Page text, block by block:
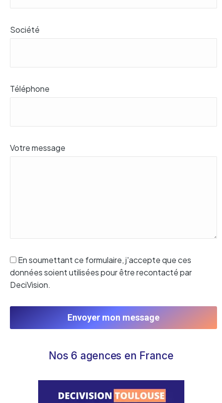
Société
Téléphone
Votre message
En soumettant ce formulaire, j'accepte que ces
données soient utilisées pour être recontacté par
DeciVision.
Envoyer mon message
Nos 6 agences en France